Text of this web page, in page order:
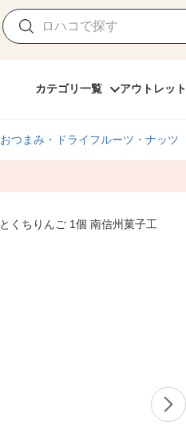
カテゴリ一覧 アウトレット
おつまみ・ドライフルーツ・ナッツ